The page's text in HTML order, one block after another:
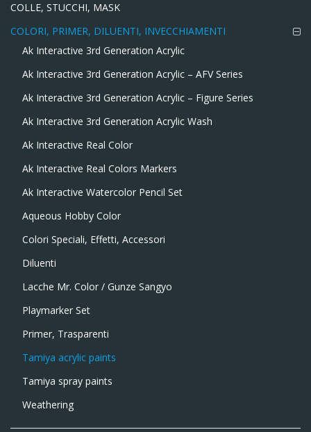
COLLE, STUCCHI, MASK
COLORI, PRIMER, DILUENTI, INVECCHIAMENTI
Ak Interactive 3rd Generation Acrylic
Ak Interactive 3rd Generation Acrylic – AFV Series
Ak Interactive 3rd Generation Acrylic – Figure Series
Ak Interactive 3rd Generation Acrylic Wash
Ak Interactive Real Color
Ak Interactive Real Colors Markers
Ak Interactive Watercolor Pencil Set
Aqueous Hobby Color
Colori Speciali, Effetti, Accessori
Diluenti
Lacche Mr. Color / Gunze Sangyo
Playmarker Set
Primer, Trasparenti
Tamiya acrylic paints
Tamiya spray paints
Weathering